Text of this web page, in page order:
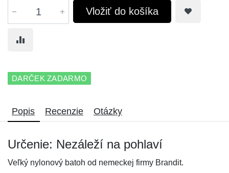
Vložiť do košíka
DARČEK ZADARMO
Popis Recenzie Otázky
Určenie: Nezáleží na pohlaví
Veľký nylonový batoh od nemeckej firmy Brandit.